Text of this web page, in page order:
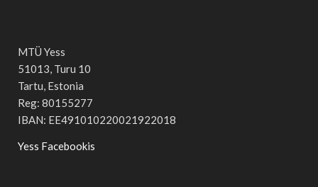
MTÜ Yess
51013, Turu 10
Tartu, Estonia
Reg: 80155277
IBAN: EE491010220021922018
Yess Facebookis